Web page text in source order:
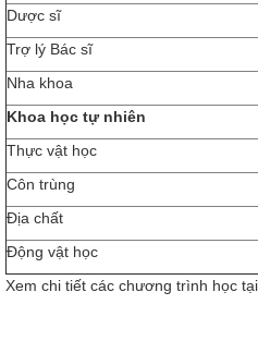
Dược sĩ
Trợ lý Bác sĩ
Nha khoa
Khoa học tự nhiên
Thực vật học
Côn trùng
Địa chất
Động vật học
Xem chi tiết các chương trình học